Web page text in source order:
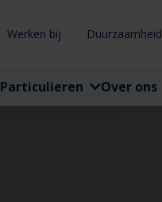
Werken bij Duurzaamheid
Particulieren Over ons